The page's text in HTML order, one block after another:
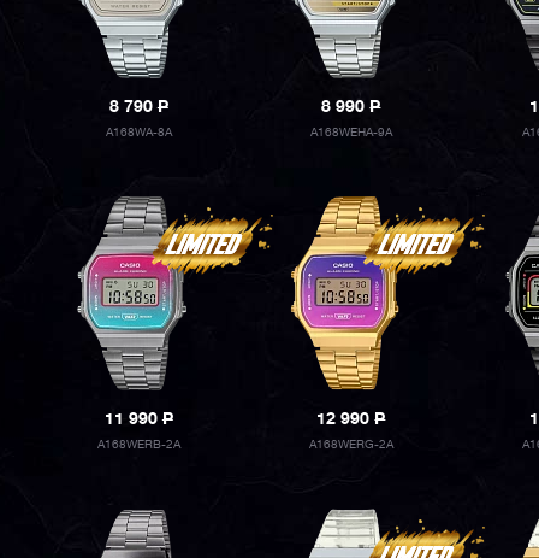
8 790P
A168WA-8A
8 990P
A168WEHA-9A
11 990P
A168WERB-2A
12 990P
A168WERG-2A